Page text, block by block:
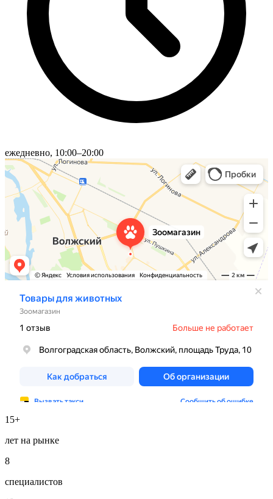
ежедневно, 10:00–20:00
15+
лет на рынке
8
специалистов